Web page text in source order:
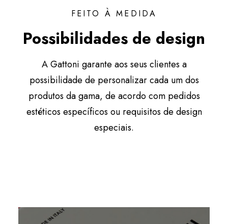
FEITO À MEDIDA
Possibilidades de design
A Gattoni garante aos seus clientes a
possibilidade de personalizar cada um dos
produtos da gama, de acordo com pedidos
estéticos específicos ou requisitos de design
especiais.